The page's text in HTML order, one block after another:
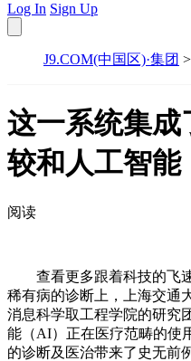
Log In Sign Up
J9.COM(中国区)·集团 >
这一系统集成
较和人工智能
阅读
查看更多跟着科技的飞速
稀有病的诊断上，上海交通
消息科学取工程学院的研究
能（AI）正在医疗范畴的使
的诊断及医治带来了史无前